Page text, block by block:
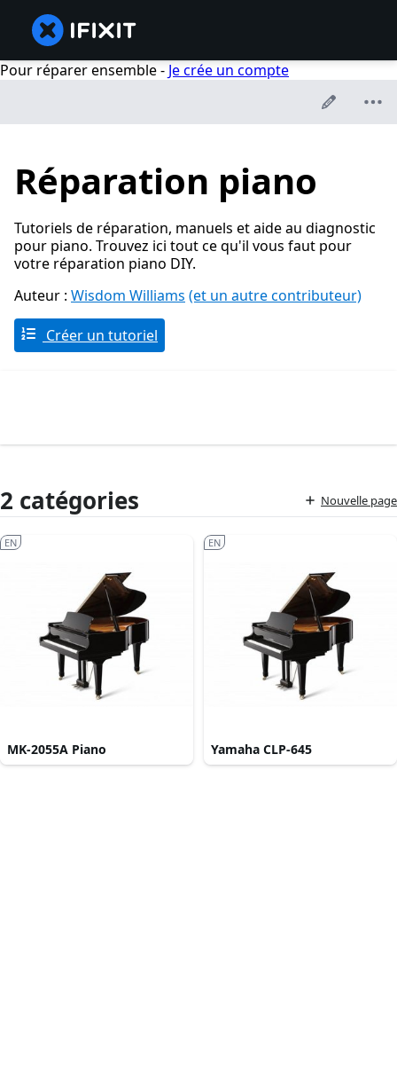
Pour réparer ensemble - Je crée un compte
Réparation piano
Tutoriels de réparation, manuels et aide au diagnostic
pour piano. Trouvez ici tout ce qu'il vous faut pour
votre réparation piano DIY.
Auteur : Wisdom Williams (et un autre contributeur)
Créer un tutoriel
2 catégories Nouvelle page
MK-2055A Piano
EN
Yamaha CLP-645
EN